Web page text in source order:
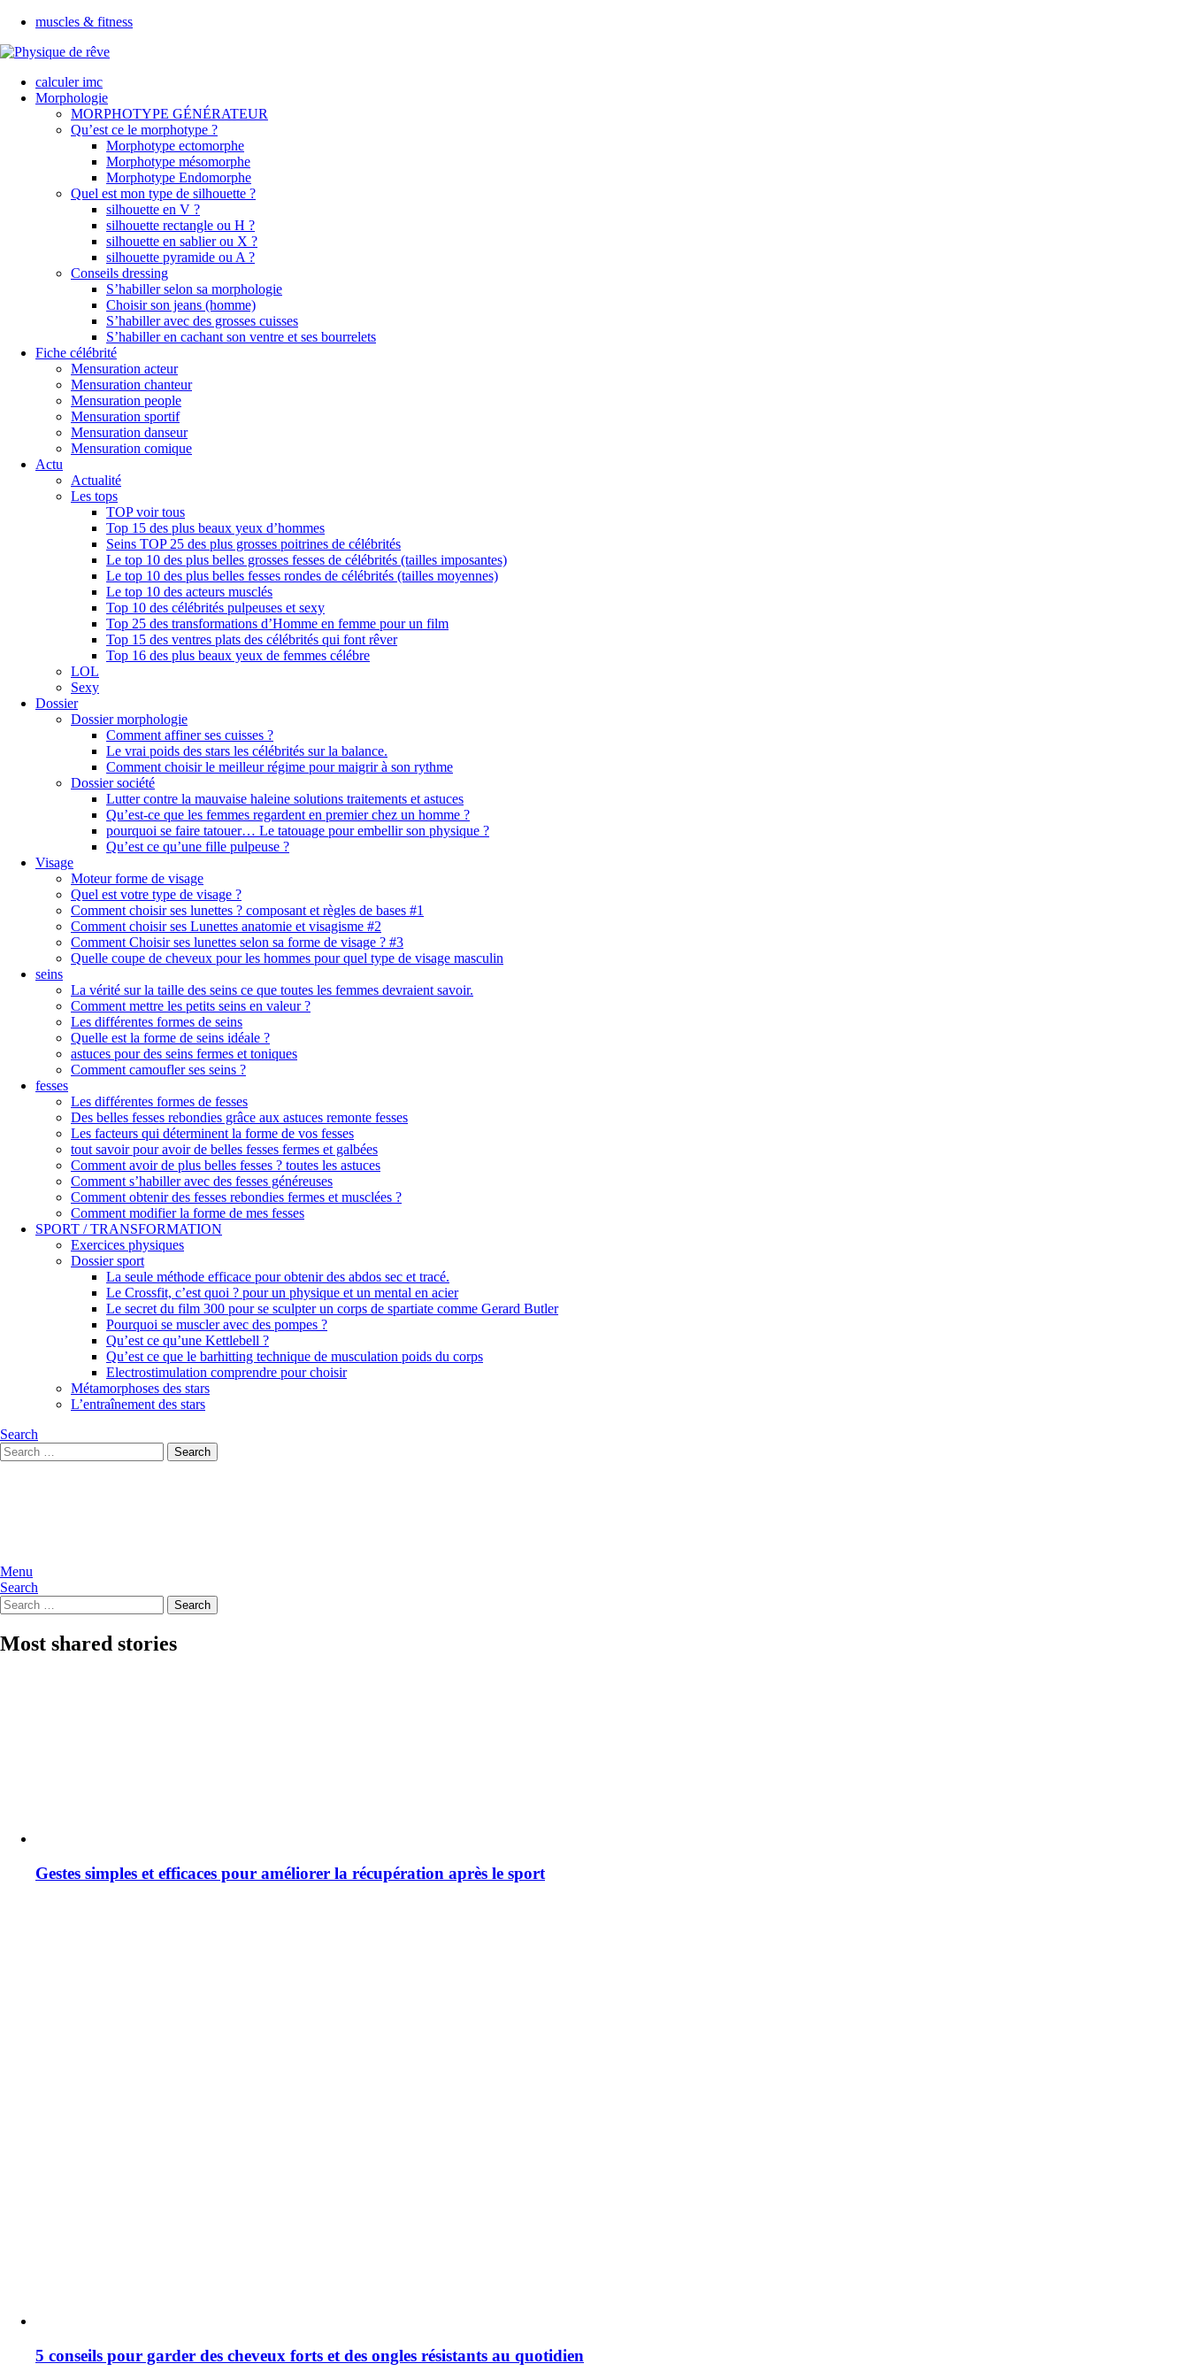
muscles & fitness
calculer imc
Morphologie
MORPHOTYPE GÉNÉRATEUR
Qu’est ce le morphotype ?
Morphotype ectomorphe
Morphotype mésomorphe
Morphotype Endomorphe
Quel est mon type de silhouette ?
silhouette en V ?
silhouette rectangle ou H ?
silhouette en sablier ou X ?
silhouette pyramide ou A ?
Conseils dressing
S’habiller selon sa morphologie
Choisir son jeans (homme)
S’habiller avec des grosses cuisses
S’habiller en cachant son ventre et ses bourrelets
Fiche célébrité
Mensuration acteur
Mensuration chanteur
Mensuration people
Mensuration sportif
Mensuration danseur
Mensuration comique
Actu
Actualité
Les tops
TOP voir tous
Top 15 des plus beaux yeux d’hommes
Seins TOP 25 des plus grosses poitrines de célébrités
Le top 10 des plus belles grosses fesses de célébrités (tailles imposantes)
Le top 10 des plus belles fesses rondes de célébrités (tailles moyennes)
Le top 10 des acteurs musclés
Top 10 des célébrités pulpeuses et sexy
Top 25 des transformations d’Homme en femme pour un film
Top 15 des ventres plats des célébrités qui font rêver
Top 16 des plus beaux yeux de femmes célébre
LOL
Sexy
Dossier
Dossier morphologie
Comment affiner ses cuisses ?
Le vrai poids des stars les célébrités sur la balance.
Comment choisir le meilleur régime pour maigrir à son rythme
Dossier société
Lutter contre la mauvaise haleine solutions traitements et astuces
Qu’est-ce que les femmes regardent en premier chez un homme ?
pourquoi se faire tatouer… Le tatouage pour embellir son physique ?
Qu’est ce qu’une fille pulpeuse ?
Visage
Moteur forme de visage
Quel est votre type de visage ?
Comment choisir ses lunettes ? composant et règles de bases #1
Comment choisir ses Lunettes anatomie et visagisme #2
Comment Choisir ses lunettes selon sa forme de visage ? #3
Quelle coupe de cheveux pour les hommes pour quel type de visage masculin
seins
La vérité sur la taille des seins ce que toutes les femmes devraient savoir.
Comment mettre les petits seins en valeur ?
Les différentes formes de seins
Quelle est la forme de seins idéale ?
astuces pour des seins fermes et toniques
Comment camoufler ses seins ?
fesses
Les différentes formes de fesses
Des belles fesses rebondies grâce aux astuces remonte fesses
Les facteurs qui déterminent la forme de vos fesses
tout savoir pour avoir de belles fesses fermes et galbées
Comment avoir de plus belles fesses ? toutes les astuces
Comment s’habiller avec des fesses généreuses
Comment obtenir des fesses rebondies fermes et musclées ?
Comment modifier la forme de mes fesses
SPORT / TRANSFORMATION
Exercices physiques
Dossier sport
La seule méthode efficace pour obtenir des abdos sec et tracé.
Le Crossfit, c’est quoi ? pour un physique et un mental en acier
Le secret du film 300 pour se sculpter un corps de spartiate comme Gerard Butler
Pourquoi se muscler avec des pompes ?
Qu’est ce qu’une Kettlebell ?
Qu’est ce que le barhitting technique de musculation poids du corps
Electrostimulation comprendre pour choisir
Métamorphoses des stars
L’entraînement des stars
Search
Search
for:
Search
Menu
Search
Search
for:
Search
Most shared stories
Gestes simples et efficaces pour améliorer la récupération après le sport
5 conseils pour garder des cheveux forts et des ongles résistants au quotidien